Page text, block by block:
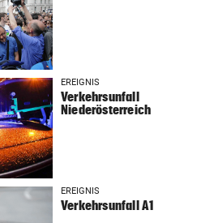
EREIGNIS
Verkehrsunfall
Niederösterreich
EREIGNIS
Verkehrsunfall A1